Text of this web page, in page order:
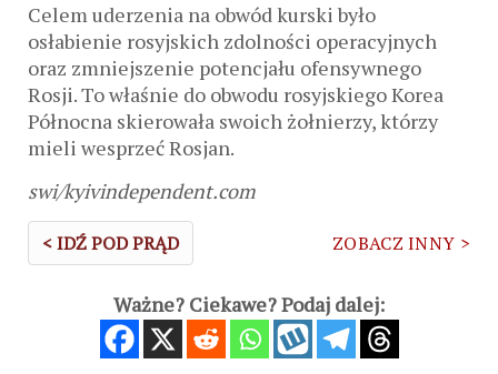
Celem uderzenia na obwód kurski było
osłabienie rosyjskich zdolności operacyjnych
oraz zmniejszenie potencjału ofensywnego
Rosji. To właśnie do obwodu rosyjskiego Korea
Północna skierowała swoich żołnierzy, którzy
mieli wesprzeć Rosjan.
swi/kyivindependent.com
< IDŹ POD PRĄD ZOBACZ INNY >
Ważne? Ciekawe? Podaj dalej: